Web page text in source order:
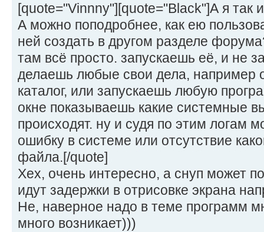
[quote="Vinnny"][quote="Black"]А я так
А можно поподробнее, как ею
ней создать в другом разделе
там всё просто. запускаешь её, и не
делаешь любые свои дела, например
каталог, или запускаешь любую
окне показываешь какие системные
происходят. ну и судя по этим логам
ошибку в системе или отсутствие
файла.[/quote]
Хех, очень интересно, а снуп может
идут задержки в отрисовке экрана
Не, наверное надо в теме программ
много возникает)))